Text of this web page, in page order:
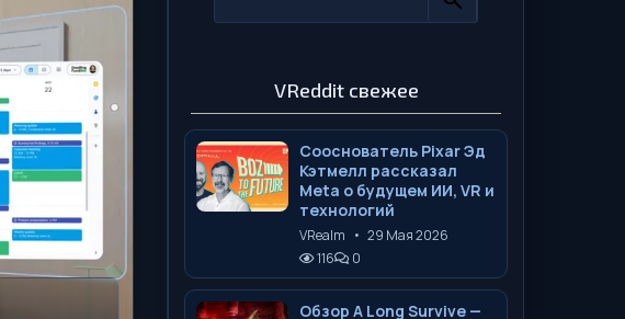
VReddit свежее
Сооснователь Pixar Эд
Кэтмелл рассказал
Meta о будущем ИИ, VR и
технологий
VRealm • 29 Мая 2026
116
0
Обзор A Long Survive —